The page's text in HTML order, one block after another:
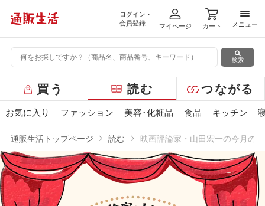
ログイン・
会員登録
マイページ カート
メニ
メニュー
検索
ー
バ
ニ
ュ
ー
買う 読む つながる
お気に入り ファッション 美容･化粧品 食品 キッチン
通販生活トップページ 読む 映画評論家・山田宏一の今月の